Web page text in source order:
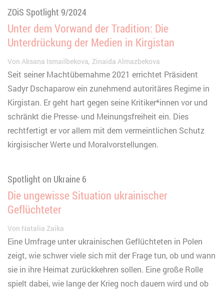
ZOiS Spotlight 9/2024
Unter dem Vorwand der Tradition: Die
Unterdrückung der Medien in Kirgistan
Von Aksana Ismailbekova Zinaida Almazbekova
Seit seiner Machtübernahme 2021 errichtet Präsident
Sadyr Dschaparow ein zunehmend autoritäres Regime in
Kirgistan. Er geht hart gegen seine Kritiker*innen vor und
schränkt die Presse- und Meinungsfreiheit ein. Dies
rechtfertigt er vor allem mit dem vermeintlichen Schutz
kirgisischer Werte und Moralvorstellungen.
Spotlight on Ukraine 6
Die ungewisse Situation ukrainischer
Geflüchteter
Von Natalia Zaika
Eine Umfrage unter ukrainischen Geflüchteten in Polen
zeigt, wie schwer viele sich mit der Frage tun, ob und wann
sie in ihre Heimat zurückkehren sollen. Eine große Rolle
spielt dabei, wie lange der Krieg noch dauern wird und ob